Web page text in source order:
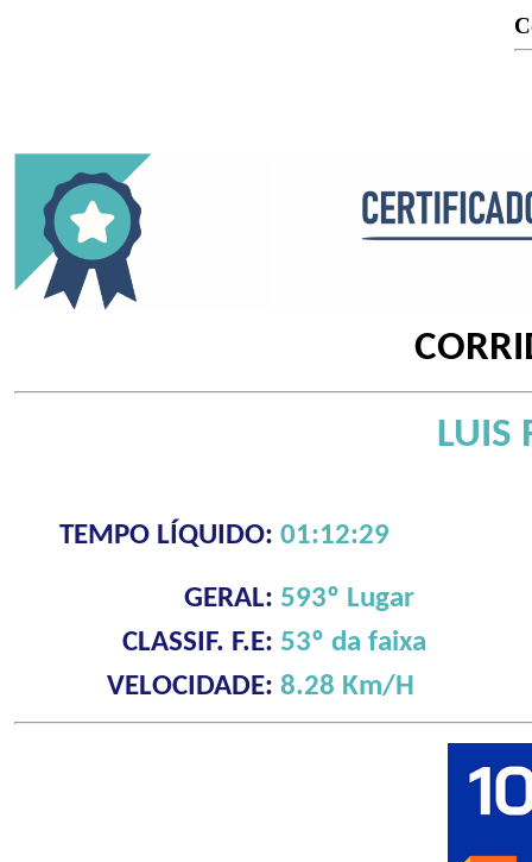
LUIS
TEMPO LÍQUIDO: 01:12:29
GERAL: 593º Lugar
CLASSIF. F.E: 53º da faixa
VELOCIDADE: 8.28 Km/H